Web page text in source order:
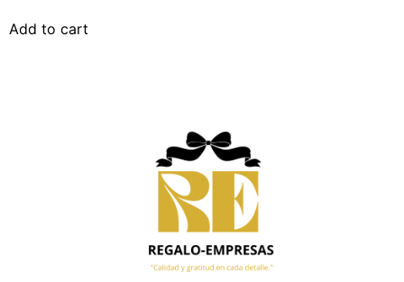
Add to cart